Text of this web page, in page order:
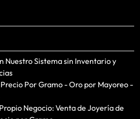
Nuestro Sistema sin Inventario y
Por Gramo - Oro por Mayoreo -
Negocio: Venta de Joyería de